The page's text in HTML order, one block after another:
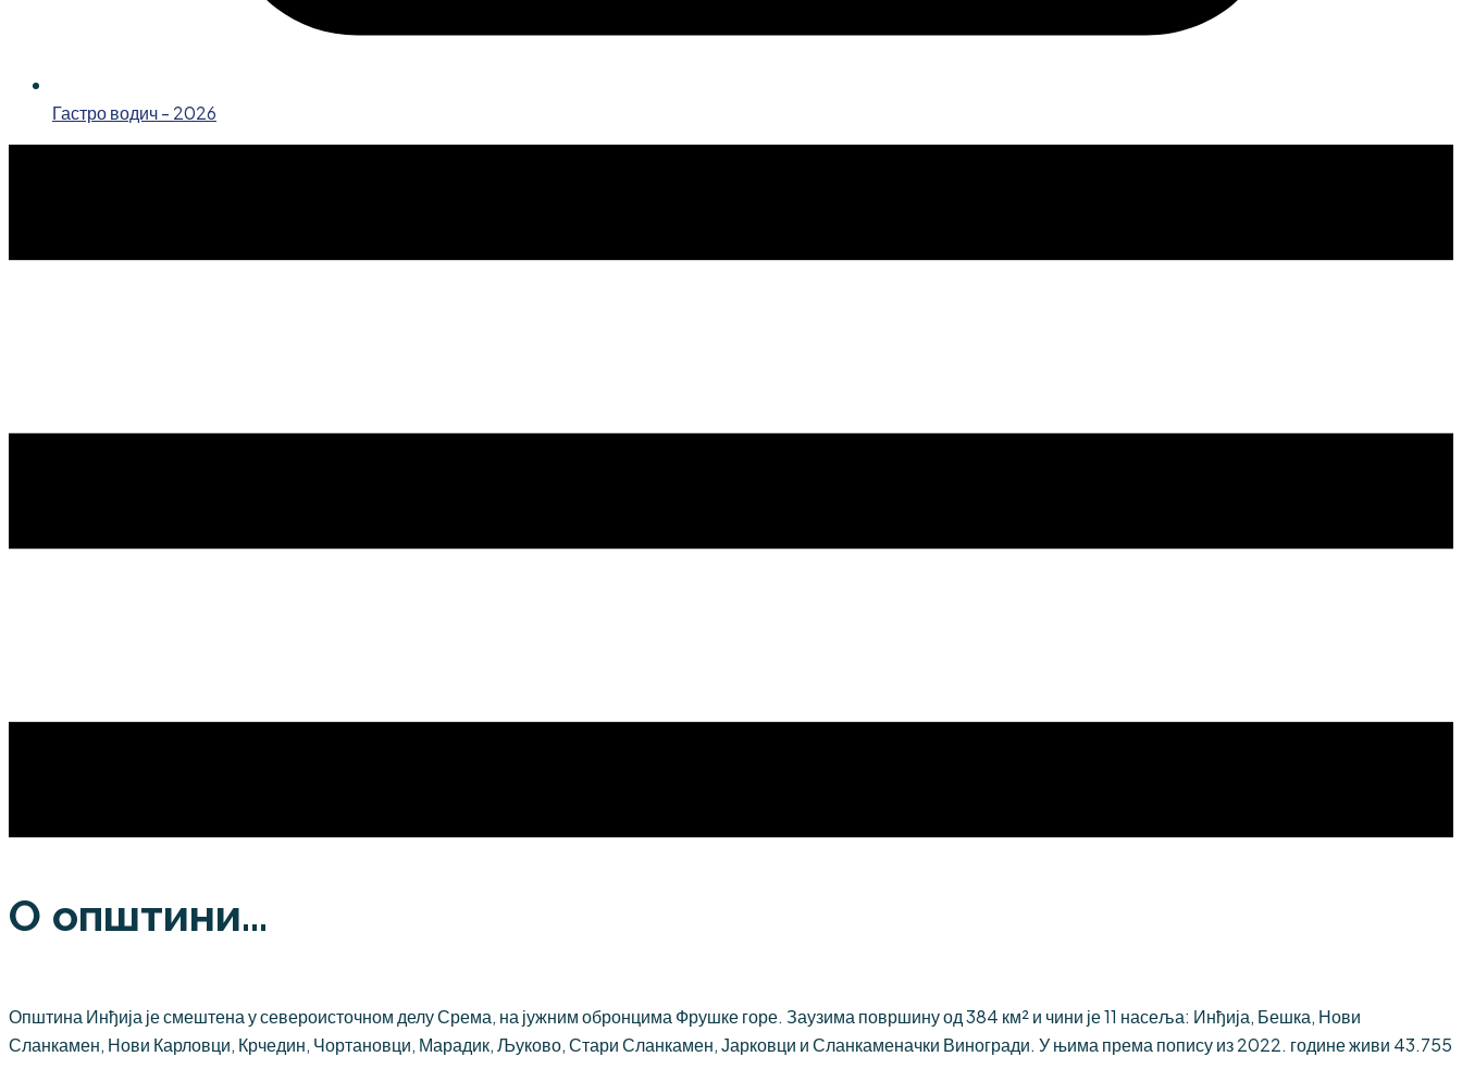
Гастро водич - 2026
О општини...
Општина Инђија је смештена у североисточном делу Срема, на јужним обронцима Фрушке горе. Заузима површину од 384 км² и чини је 11 насеља: Инђија, Бешка, Нови
Сланкамен, Нови Карловци, Крчедин, Чортановци, Марадик, Љуково, Стари Сланкамен, Јарковци и Сланкаменачки Виногради. У њима према попису из 2022. године живи 43.755